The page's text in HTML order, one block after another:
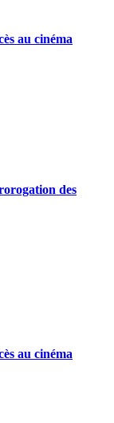
au cinéma
des
au cinéma